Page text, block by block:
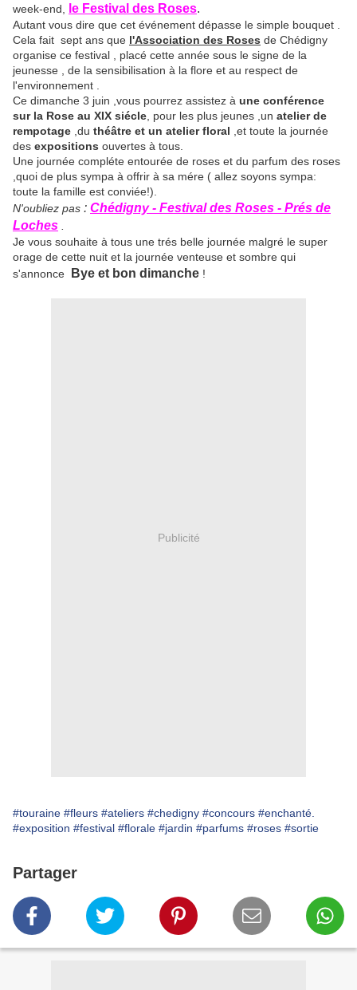
week-end,
le Festival des Roses.
Autant vous dire que cet événement dépasse le simple bouquet .
Cela fait sept ans que l'Association des Roses de Chédigny
organise ce festival , placé cette année sous le signe de la
jeunesse , de la sensibilisation à la flore et au respect de
l'environnement .
Ce dimanche 3 juin ,vous pourrez assistez à une conférence
sur la Rose au XIX siécle , pour les plus jeunes ,un atelier de
rempotage ,du théâtre et un atelier floral ,et toute la journée
des expositions ouvertes à tous.
Une journée compléte entourée de roses et du parfum des roses
,quoi de plus sympa à offrir à sa mére ( allez soyons sympa:
toute la famille est conviée!).
N'oubliez pas : Chédigny - Festival des Roses - Prés de
Loches
Je vous souhaite à tous une trés belle journée malgré le super
orage de cette nuit et la journée venteuse et sombre qui
s'annonce
Bye et bon dimanche !
Publicité
#touraine #fleurs #ateliers #chedigny #concours #enchanté.
#exposition #festival #florale #jardin #parfums #roses #sortie
Partager